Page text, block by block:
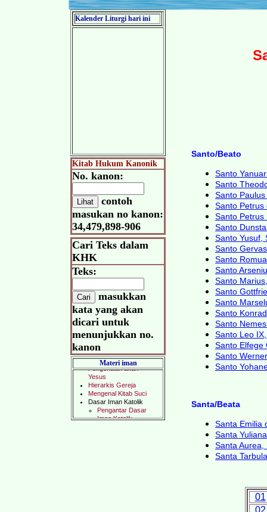
Kalender Liturgi hari ini
Kitab Hukum Kanonik
No. kanon:
contoh
masukan no kanon:
34,479,898-906
Cari Teks dalam
KHK
Teks:
masukkan
kata yang akan
dicari untuk
menunjukkan no.
kanon
Materi iman
Santo/Beato
Santo
Santo
Santo
Santo Petrus
Santo Petrus
Santo
Santo Yusuf,
Santo
Santo
Santo
Santo
Santo
Santo
Santo
Santo
Santo Leo
Santo Elfege
Santo
Santo
Santa/Beata
Santa Emilia
Santa
Santa Aurea,
Santa
01
02